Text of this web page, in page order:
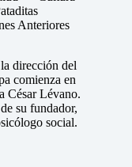
Anteriores
dirección del
comienza en
César Lévano.
su fundador,
social.